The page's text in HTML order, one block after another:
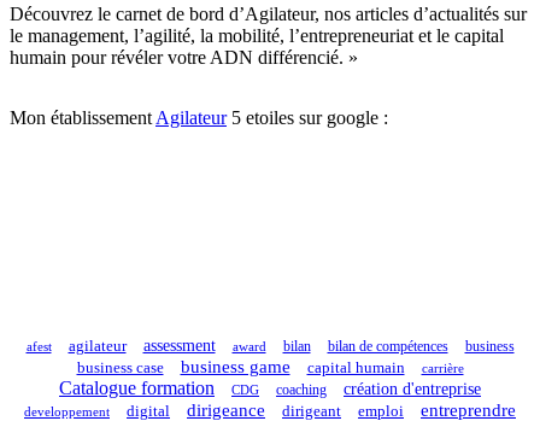
Découvrez le carnet de bord d’Agilateur, nos articles d’actualités sur
le management, l’agilité, la mobilité, l’entrepreneuriat et le capital
humain pour révéler votre ADN différencié. »
Mon établissement Agilateur5 etoiles sur google :
afest agilateur assessment award bilan bilan de compétences business
business case business game capital humain carrière
Catalogue formation CDG coaching création d'entreprise
developpement digital dirigeance dirigeant emploi entreprendre